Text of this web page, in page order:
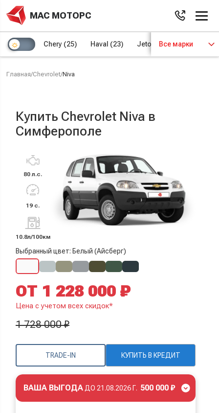
МАС МОТОРС
Chery (25) Haval (23) Jetour (8) Kaiyi (4)
Все марки
Главная/Chevrolet/Niva
Купить Chevrolet Niva в
Симферополе
80 л.с.
19 с.
10.8л/100км
Выбранный цвет: Белый (Айсберг)
TRADE-IN КУПИТЬ В КРЕДИТ
ОТ 1 228 000 ₽
Цена с учетом всех скидок*
1 728 000 ₽
ВАША ВЫГОДА ДО 21.08.2026 Г. 500 000 ₽